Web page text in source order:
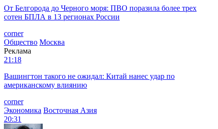
От Белгорода до Черного моря: ПВО поразила более трех
сотен БПЛА в 13 регионах России
corner
Общество Москва
Реклама
21:18
Вашингтон такого не ожидал: Китай нанес удар по
американскому влиянию
corner
Экономика Восточная Азия
20:31